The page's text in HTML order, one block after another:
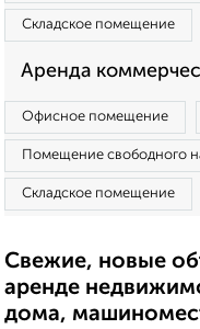
Складское помещение
Аренда
Офисное помещение
Помещение свободного
Складское помещение
Свежие, новые
аренде
дома,